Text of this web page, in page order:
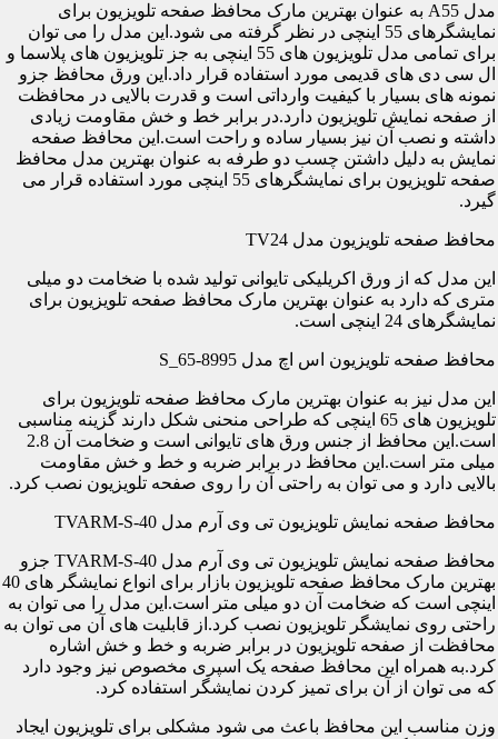
مدل A55 به عنوان بهترین مارک محافظ صفحه تلویزیون برای
نمایشگرهای 55 اینچی در نظر گرفته می شود.این مدل را می توان
برای تمامی مدل تلویزیون های 55 اینچی به جز تلویزیون های پلاسما و
ال سی دی های قدیمی مورد استفاده قرار داد.این ورق محافظ جزو
نمونه های بسیار با کیفیت وارداتی است و قدرت بالایی در محافظت
از صفحه نمایش تلویزیون دارد.در برابر خط و خش مقاومت زیادی
داشته و نصب آن نیز بسیار ساده و راحت است.این محافظ صفحه
نمایش به دلیل داشتن چسب دو طرفه به عنوان بهترین مدل محافظ
صفحه تلویزیون برای نمایشگرهای 55 اینچی مورد استفاده قرار می
گیرد.
محافظ صفحه تلویزیون مدل TV24
این مدل که از ورق اکریلیکی تایوانی تولید شده با ضخامت دو میلی
متری که دارد به عنوان بهترین مارک محافظ صفحه تلویزیون برای
نمایشگرهای 24 اینچی است.
محافظ صفحه تلویزیون اس اچ مدل S_65-8995
این مدل نیز به عنوان بهترین مارک محافظ صفحه تلویزیون برای
تلویزیون های 65 اینچی که طراحی منحنی شکل دارند گزینه مناسبی
است.این محافظ از جنس ورق های تایوانی است و ضخامت آن 2.8
میلی متر است.این محافظ در برابر ضربه و خط و خش مقاومت
بالایی دارد و می توان به راحتی آن را روی صفحه تلویزیون نصب کرد.
محافظ صفحه نمایش تلویزیون تی وی آرم مدل TVARM-S-40
محافظ صفحه نمایش تلویزیون تی وی آرم مدل TVARM-S-40 جزو
بهترین مارک محافظ صفحه تلویزیون بازار برای انواع نمایشگر های 40
اینچی است که ضخامت آن دو میلی متر است.این مدل را می توان به
راحتی روی نمایشگر تلویزیون نصب کرد.از قابلیت های آن می توان به
محافظت از صفحه تلویزیون در برابر ضربه و خط و خش اشاره
کرد.به همراه این محافظ صفحه یک اسپری مخصوص نیز وجود دارد
که می توان از آن برای تمیز کردن نمایشگر استفاده کرد.
وزن مناسب این محافظ باعث می شود مشکلی برای تلویزیون ایجاد